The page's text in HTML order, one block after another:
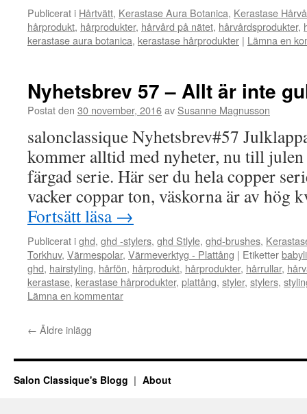
Publicerat i Hårtvätt, Kerastase Aura Botanica, Kerastase
hårprodukt, hårprodukter, hårvård på nätet, hårvårdsprodukter,
kerastase aura botanica, kerastase hårprodukter | Lämna en
Nyhetsbrev 57 – Allt är inte
Postat den 30 november, 2016av Susanne Magnusson
salonclassique Nyhetsbrev#57
kommer alltid med nyheter, nu till julen
färgad serie. Här ser du hela copper
vacker coppar ton, väskorna är av
Fortsätt läsa →
Publicerat ighd, ghd -stylers, ghd Stlyle, ghd-brushes,
Torkhuv, Värmespolar, Värmeverktyg - Plattång | Etiketter
ghd, hairstyling, hårfön, hårprodukt, hårprodukter, hårrullar,
kerastase, kerastase hårprodukter, plattång, styler, stylers,
Lämna en kommentar
← Äldre inlägg
Salon Classique's Blogg About